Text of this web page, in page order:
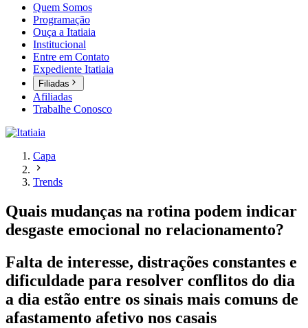
Quem Somos
Programação
Ouça a Itatiaia
Institucional
Entre em Contato
Expediente Itatiaia
Filiadas
Afiliadas
Trabalhe Conosco
Capa
Trends
Quais mudanças na rotina podem indicar
desgaste emocional no relacionamento?
Falta de interesse, distrações constantes e
dificuldade para resolver conflitos do dia
a dia estão entre os sinais mais comuns de
afastamento afetivo nos casais